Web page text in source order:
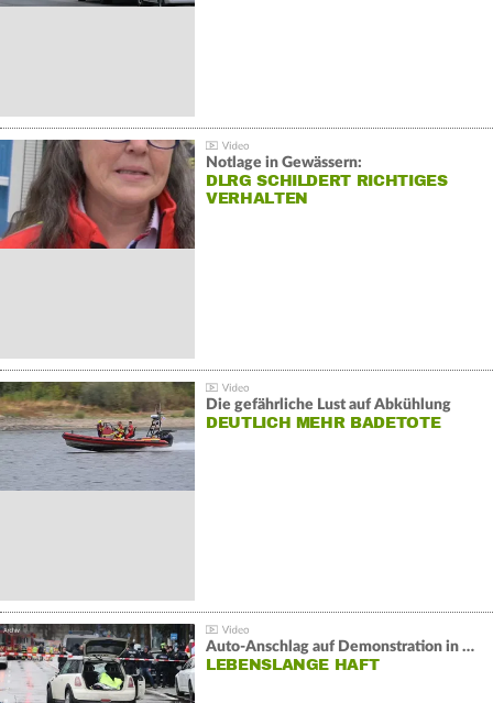
Notlage in Gewässern:
DLRG SCHILDERT RICHTIGES
VERHALTEN
Die gefährliche Lust auf Abkühlung
DEUTLICH MEHR BADETOTE
Auto-Anschlag auf Demonstration in München:
LEBENSLANGE HAFT